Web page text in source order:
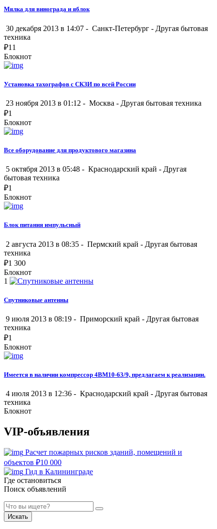
Мялка для винограда и яблок
30 декабря 2013 в 14:07 - Санкт-Петербург - Другая бытовая
техника
₽11
Блокнот
Установка тахографов с СКЗИ по всей России
23 ноября 2013 в 01:12 - Москва - Другая бытовая техника
₽1
Блокнот
Все оборудование для продуктового магазина
5 октября 2013 в 05:48 - Краснодарский край - Другая
бытовая техника
₽1
Блокнот
Блок питания импульсный
2 августа 2013 в 08:35 - Пермский край - Другая бытовая
техника
₽1 300
Блокнот
1
Спутниковые антенны
9 июля 2013 в 08:19 - Приморский край - Другая бытовая
техника
₽1
Блокнот
Имеется в наличии компрессор 4ВМ10-63/9, предлагаем к реализации.
4 июля 2013 в 12:36 - Краснодарский край - Другая бытовая
техника
Блокнот
VIP-объявления
Расчет пожарных рисков зданий, помещений и
объектов ₽10 000
Гид в Калининграде
Где остановиться
Поиск объявлений
Искать